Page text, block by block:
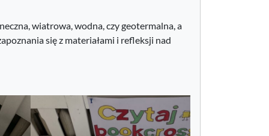
wiatrowa, wodna, czy geotermalna, a
się z materiałami i refleksji nad